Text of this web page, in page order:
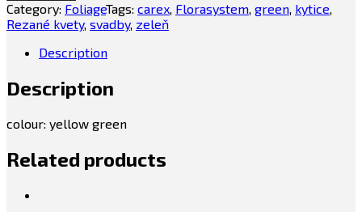
Category: FoliageTags: carex, Florasystem, green, kytice,
Rezané kvety, svadby, zeleň
Description
Description
colour: yellow green
Related products